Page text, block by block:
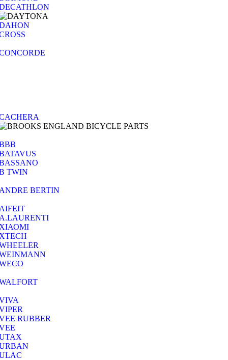
TWIN
BERTIN
RUBBER